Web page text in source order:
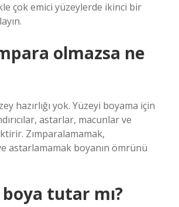
çok emici yüzeylerde ikinci bir
olmazsa ne
hazırlığı yok. Yüzeyi boyama için
astarlar, macunlar ve
Zımparalamamak,
astarlamamak boyanın ömrünü
boya tutar mı?